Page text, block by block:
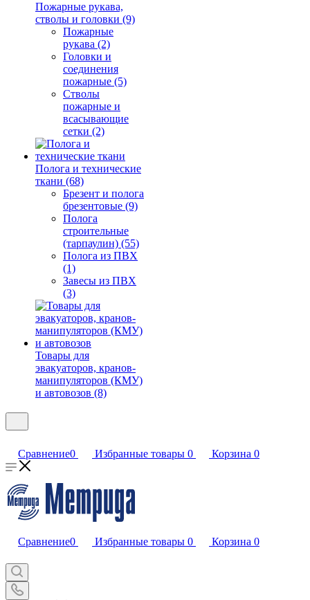
Пожарные рукава,
стволы и головки (9)
Пожарные
рукава (2)
Головки и
соединения
пожарные (5)
Стволы
пожарные и
всасывающие
сетки (2)
Полога и технические
ткани (68)
Брезент и полога
брезентовые (9)
Полога
строительные
(тарпаулин) (55)
Полога из ПВХ
(1)
Завесы из ПВХ
(3)
Товары для
эвакуаторов, кранов-
манипуляторов (КМУ)
и автовозов (8)
Сравнение0 Избранные товары 0 Корзина 0
Сравнение0 Избранные товары 0 Корзина 0